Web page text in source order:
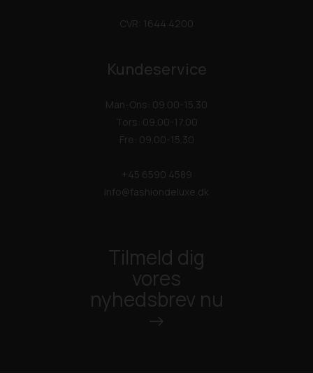
CVR: 1644 4200
Kundeservice
Man-Ons: 09.00-15.30
Tors: 09.00-17.00
Fre: 09.00-15.30
+45 6590 4589
info@fashiondeluxe.dk
Tilmeld dig
vores
nyhedsbrev nu
->